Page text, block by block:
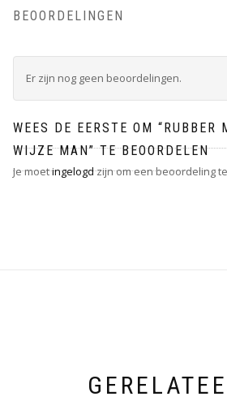
BEOORDELINGEN
Er zijn nog geen beoordelingen.
WEES DE EERSTE OM “RUBBER
WIJZE MAN” TE BEOORDELEN
Je moetingelogdzijn om een beoordeling